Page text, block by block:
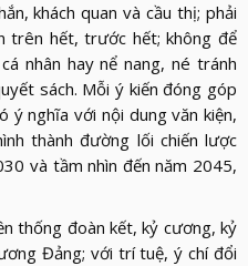
khách quan và cầu thị; phải
trên hết, trước hết; không để
nhân hay nể nang, né tránh
sách. Mỗi ý kiến đóng góp
ý nghĩa với nội dung văn kiện,
thành đường lối chiến lược
và tầm nhìn đến năm 2045,
thống đoàn kết, kỷ cương, kỷ
Đảng; với trí tuệ, ý chí đổi